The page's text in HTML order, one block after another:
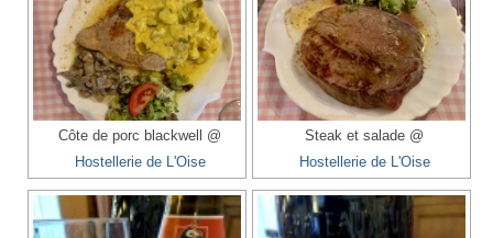
Côte de porc blackwell @
Hostellerie de L'Oise
Steak et salade @
Hostellerie de L'Oise